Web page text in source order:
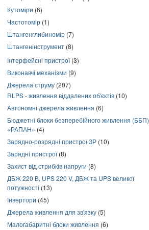
Кутоміри (6)
Частотомір (1)
Штангенглибиномір (7)
Штангенінструмент (8)
Інтерфейсні пристрої(3)
Виконавчі механізми (9)
Джерела струму (207)
RLPS - живлення віддалених об'єктів (10)
Автономні джерела живлення (6)
Бюджетні блоки безперебійного живлення (ББП)
«РАПАН» (4)
Зарядно-розрядні пристрої ЗР (10)
Зарядні пристрої(8)
Захист від стрибків напруги (8)
ДБЖ 220 В, UPS 220 V, ДБЖ та UPS великої
потужності (13)
Інвертори (45)
Джерела живлення для зв'язку (5)
Малогабаритні блоки живлення (6)